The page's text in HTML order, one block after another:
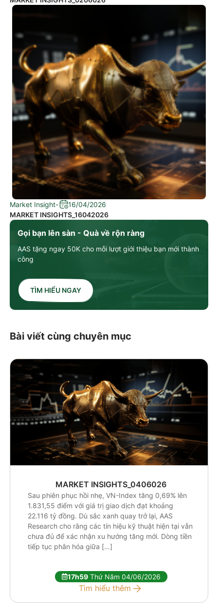
Gọi bạn lên sàn - Quà về rộn ràng
AAS tặng ngay 50K cho mỗi lượt giới thiệu bạn mới thành
công
TÌM HIỂU NGAY
Market Insight-
16/04/2026
MARKET INSIGHTS_16042026
Bài viết cùng chuyên mục
MARKET INSIGHTS_0406026
Sau phiên phục hồi nhẹ, VN-Index tăng 0,69% lên
1.831,55 điểm với giá trị giao dịch đạt khoảng
22.116 tỷ đồng. Dù sắc xanh quay trở lại, AAS
Research cho rằng các tín hiệu kỹ thuật hiện tại vẫn
chưa đủ để xác nhận xu hướng tăng mới. Dòng tiền
tiếp tục phân hóa giữa […]
17h59Thứ Năm 04/06/2026
Tìm hiểu thêm